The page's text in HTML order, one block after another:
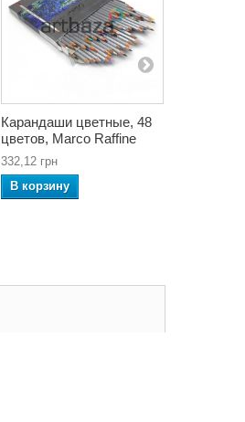
Карандаши цветные, 48
цветов, Marco Raffine
332,12 грн
В корзину